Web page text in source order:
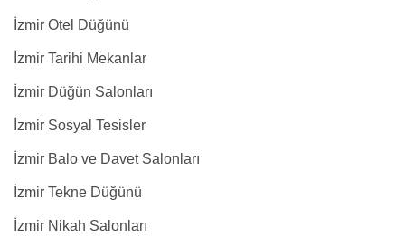
İzmir Otel Düğünü
İzmir Tarihi Mekanlar
İzmir Düğün Salonları
İzmir Sosyal Tesisler
İzmir Balo ve Davet Salonları
İzmir Tekne Düğünü
İzmir Nikah Salonları